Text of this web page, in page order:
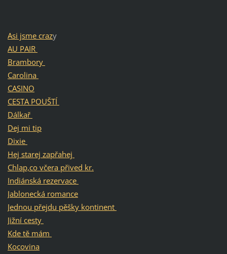
Asi jsme crazy
AU PAIR
Brambory
Carolina
CASINO
CESTA POUŠTÍ
Dálkař
Dej mi tip
Dixie
Hej starej zapřahej
Chlap,co včera přived kr.
Indiánská rezervace
Jablonecká romance
Jednou přejdu pěšky kontinent
Jižní cesty
Kde tě mám
Kocovina